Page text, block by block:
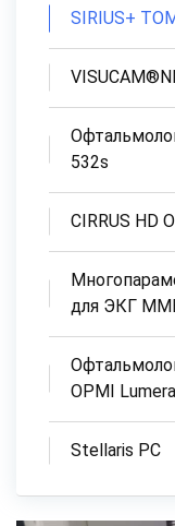
SIRIUS+
532s
CIRRUS HD
для ЭКГ
OPMI
Stellaris PC